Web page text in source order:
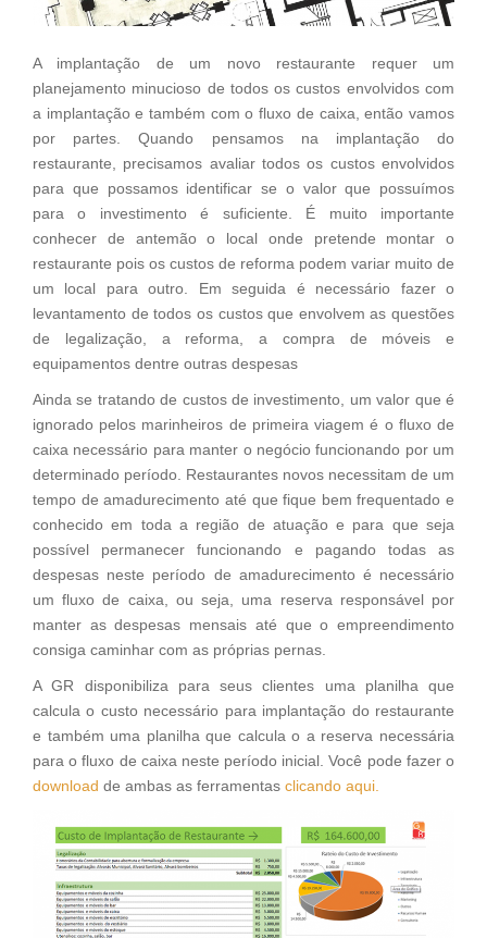
A implantação de um novo restaurante requer um
planejamento minucioso de todos os custos envolvidos com
a implantação e também com o fluxo de caixa, então vamos
por partes. Quando pensamos na implantação do
restaurante, precisamos avaliar todos os custos envolvidos
para que possamos identificar se o valor que possuímos
para o investimento é suficiente. É muito importante
conhecer de antemão o local onde pretende montar o
restaurante pois os custos de reforma podem variar muito de
um local para outro. Em seguida é necessário fazer o
levantamento de todos os custos que envolvem as questões
de legalização, a reforma, a compra de móveis e
equipamentos dentre outras despesas
Ainda se tratando de custos de investimento, um valor que é
ignorado pelos marinheiros de primeira viagem é o fluxo de
caixa necessário para manter o negócio funcionando por um
determinado período. Restaurantes novos necessitam de um
tempo de amadurecimento até que fique bem frequentado e
conhecido em toda a região de atuação e para que seja
possível permanecer funcionando e pagando todas as
despesas neste período de amadurecimento é necessário
um fluxo de caixa, ou seja, uma reserva responsável por
manter as despesas mensais até que o empreendimento
consiga caminhar com as próprias pernas.
A GR disponibiliza para seus clientes uma planilha que
calcula o custo necessário para implantação do restaurante
e também uma planilha que calcula o a reserva necessária
para o fluxo de caixa neste período inicial. Você pode fazer o
download de ambas as ferramentas clicando aqui.